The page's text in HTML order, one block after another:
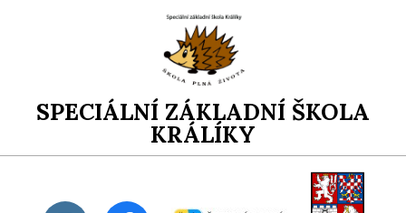
SPECIÁLNÍ ZÁKLADNÍ ŠKOLA
KRÁLÍKY